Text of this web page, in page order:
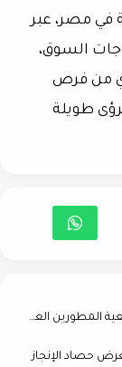
في مصر، عبر
السوق،
من فرص
طويلة
البستاني: 3 تريليونات جنيه حجم محفظة أعضاء جمعية المطورين العقاريين